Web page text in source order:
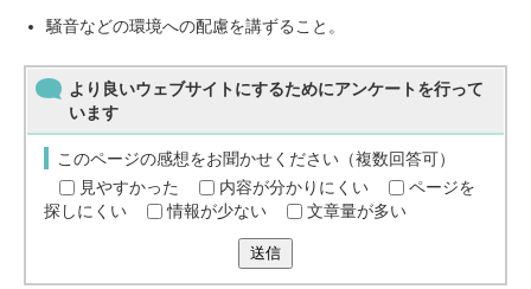
騒音などの環境への配慮を講ずること。
より良いウェブサイトにするためにアンケートを行って
います
このページの感想をお聞かせください（複数回答可）
見やすかった
内容が分かりにくい
ページを
探しにくい
情報が少ない 文章量が多い
送信